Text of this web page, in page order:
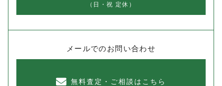
（日・祝 定休）
メールでのお問い合わせ
無料査定・ご相談はこちら